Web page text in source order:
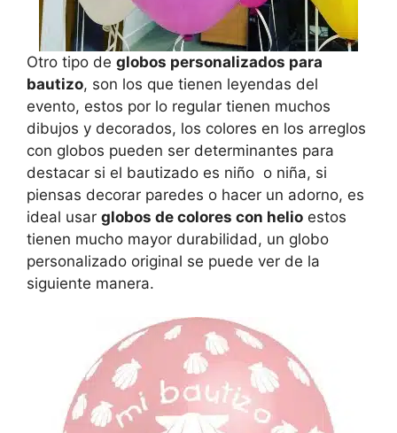
Otro tipo de globos personalizados para
bautizo, son los que tienen leyendas del
evento, estos por lo regular tienen muchos
dibujos y decorados, los colores en los arreglos
con globos pueden ser determinantes para
destacar si el bautizado es niño o niña, si
piensas decorar paredes o hacer un adorno, es
ideal usar globos de colores con helio estos
tienen mucho mayor durabilidad, un globo
personalizado original se puede ver de la
siguiente manera.